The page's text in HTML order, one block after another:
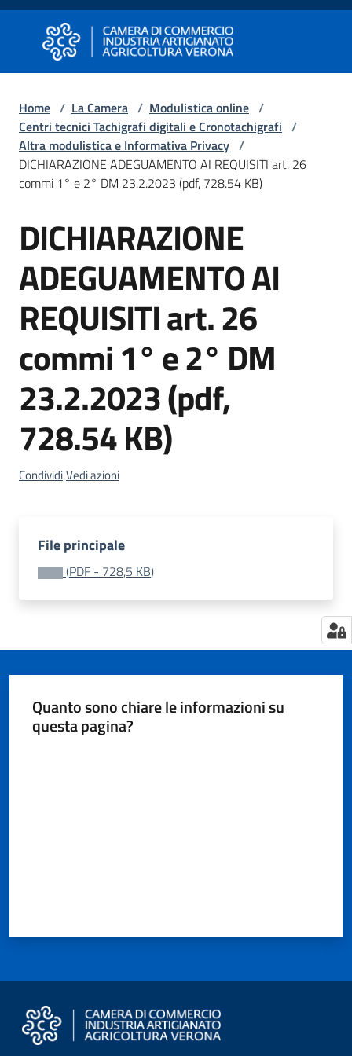
Vai al contenuto
Vai alla navigazione
Vai al footer
Camera di Commercio di Verona
Camera di Commercio di Verona
Avviare
Impresa
Impresa
Impresa
e
Territorio
Tutelare
Impresa
e
Consumatore
Impresa
Digitale
La
Camera
Home / La Camera / Modulistica online /
Centri tecnici Tachigrafi digitali e Cronotachigrafi /
Altra modulistica e Informativa Privacy /
DICHIARAZIONE ADEGUAMENTO AI REQUISITI art. 26
commi 1° e 2° DM 23.2.2023 (pdf, 728.54 KB)
DICHIARAZIONE
ADEGUAMENTO AI
REQUISITI art. 26
commi 1° e 2° DM
23.2.2023 (pdf,
728.54 KB)
CondividiVedi azioni
File principale
(PDF - 728,5 KB)
Quanto sono chiare le informazioni su
questa pagina?